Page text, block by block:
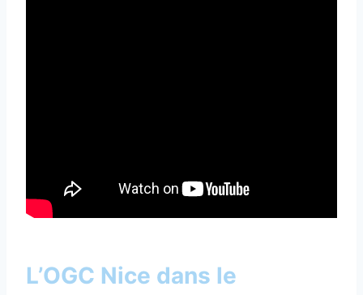
L’OGC Nice dans le